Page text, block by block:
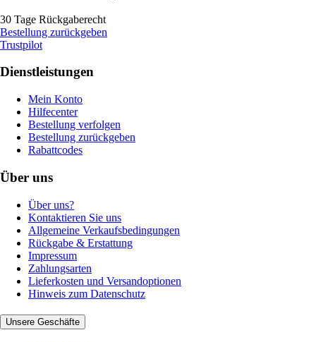
30 Tage Rückgaberecht
Bestellung zurückgeben
Trustpilot
Dienstleistungen
Mein Konto
Hilfecenter
Bestellung verfolgen
Bestellung zurückgeben
Rabattcodes
Über uns
Über uns?
Kontaktieren Sie uns
Allgemeine Verkaufsbedingungen
Rückgabe & Erstattung
Impressum
Zahlungsarten
Lieferkosten und Versandoptionen
Hinweis zum Datenschutz
Unsere Geschäfte